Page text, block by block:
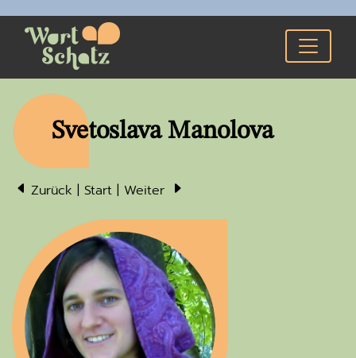
Svetoslava Manolova
Zurück | Start | Weiter